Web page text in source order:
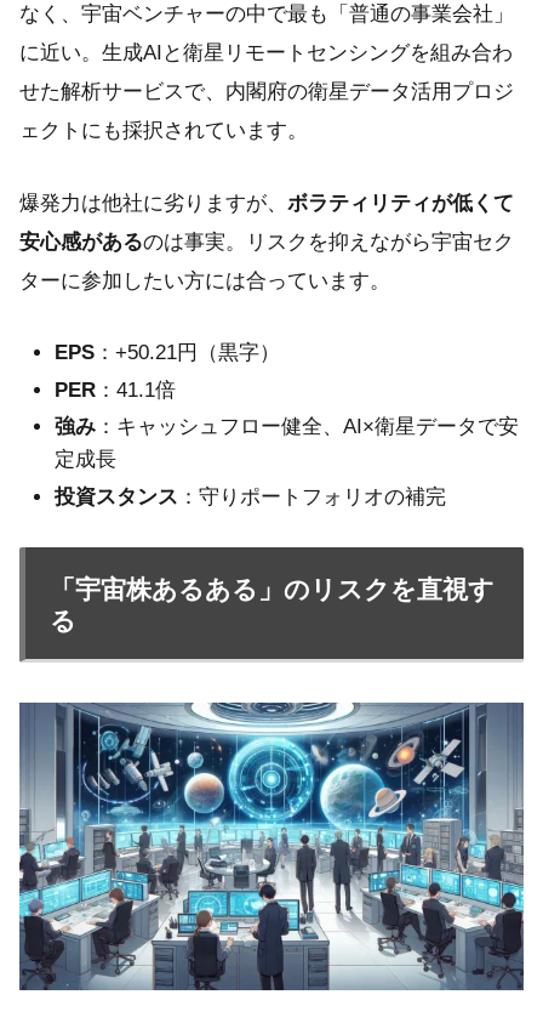
なく、宇宙ベンチャーの中で最も「普通の事業会社」
に近い。生成AIと衛星リモートセンシングを組み合わ
せた解析サービスで、内閣府の衛星データ活用プロジ
ェクトにも採択されています。
爆発力は他社に劣りますが、 ボラティリティが低くて
安心感があるのは事実。リスクを抑えながら宇宙セク
ターに参加したい方には合っています。
EPS ：+50.21円（黒字）
PER ：41.1倍
強み ：キャッシュフロー健全、AI×衛星データで安
定成長
投資スタンス ：守りポートフォリオの補完
「宇宙株あるある」のリスクを直視す
る